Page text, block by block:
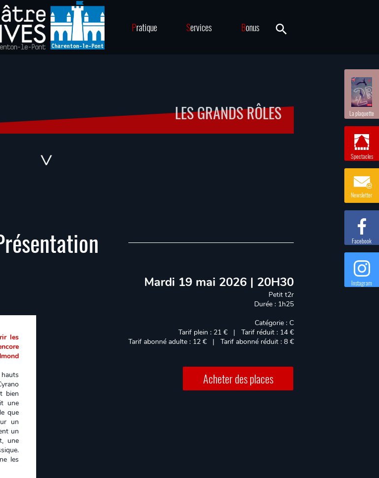
Pratique Services Bonus
La plaquette
Spectacles
Newsletter
Facebook
Instagram
LES GRANDS RÔLES
les
bien
une
que
un
un
une
les
Mardi 19 mai 2026 | 20H30
Petit t2r
Durée : 1h25
Catégorie : C
Tarif plein : 21 € | Tarif réduit : 14 €
Tarif abonné adulte : 12 € | Tarif abonné réduit : 8 €
Acheter des places